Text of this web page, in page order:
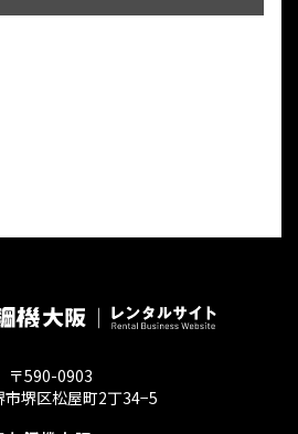
〒590-0903
市堺区松屋町2丁34−5